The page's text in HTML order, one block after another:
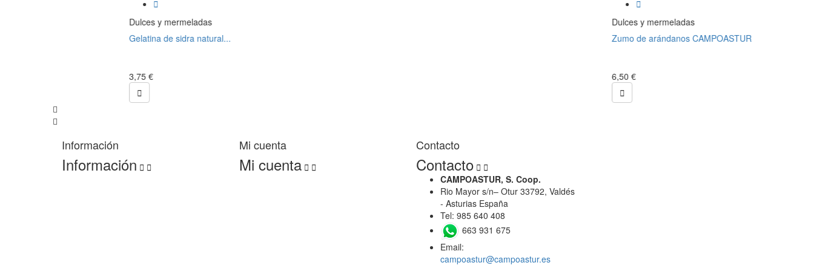
Dulces y mermeladas
Gelatina de sidra natural...
Dulces y mermeladas
Zumo de arándanos CAMPOASTUR
Información
Información  
Mi cuenta
Mi cuenta  
Contacto
Contacto  
CAMPOASTUR, S. Coop.
Rio Mayor s/n– Otur 33792, Valdés
- Asturias España
Tel: 985 640 408
663 931 675
Email:
campoastur@campoastur.es